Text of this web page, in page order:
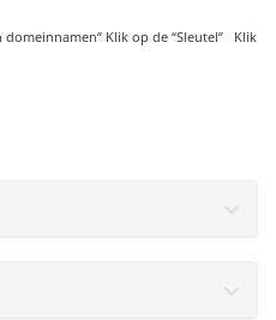
Klik op de “Sleutel” Klik